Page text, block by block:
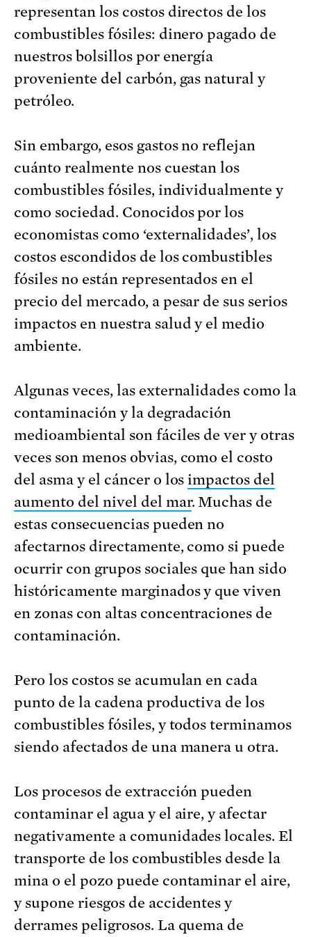
representan los costos directos de los
combustibles fósiles: dinero pagado de
nuestros bolsillos por energía
proveniente del carbón, gas natural y
petróleo.
Sin embargo, esos gastos no reflejan
cuánto realmente nos cuestan los
combustibles fósiles, individualmente y
como sociedad. Conocidos por los
economistas como ‘externalidades’, los
costos escondidos de los combustibles
fósiles no están representados en el
precio del mercado, a pesar de sus serios
impactos en nuestra salud y el medio
ambiente.
Algunas veces, las externalidades como la
contaminación y la degradación
medioambiental son fáciles de ver y otras
veces son menos obvias, como el costo
del asma y el cáncer o los impactos del
aumento del nivel del mar. Muchas de
estas consecuencias pueden no
afectarnos directamente, como si puede
ocurrir con grupos sociales que han sido
históricamente marginados y que viven
en zonas con altas concentraciones de
contaminación.
Pero los costos se acumulan en cada
punto de la cadena productiva de los
combustibles fósiles, y todos terminamos
siendo afectados de una manera u otra.
Los procesos de extracción pueden
contaminar el agua y el aire, y afectar
negativamente a comunidades locales. El
transporte de los combustibles desde la
mina o el pozo puede contaminar el aire,
y supone riesgos de accidentes y
derrames peligrosos. La quema de